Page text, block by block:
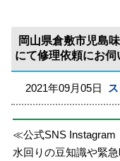
岡山県倉敷市児島
にて修理依頼にお伺
2021年09月05日
≪公式SNS
水回りの豆知識や緊